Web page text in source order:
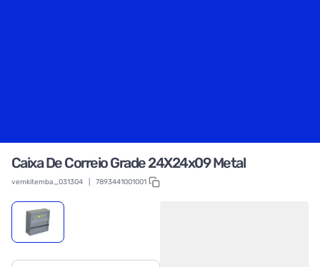
Caixa De Correio Grade 24X24x09 Metal
vemkitemba_031304 7893441001001